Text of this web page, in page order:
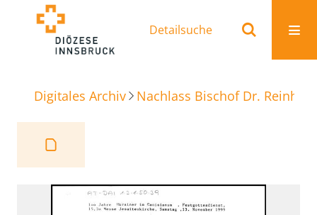
Detailsuche
Digitales Archiv Nachlass Bischof Dr.